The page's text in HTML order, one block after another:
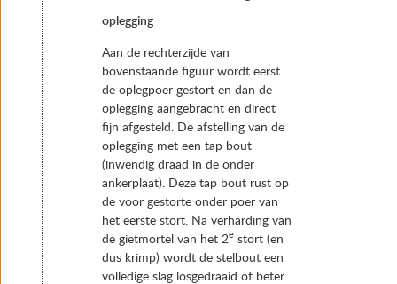
oplegging
Aan de rechterzijde van
bovenstaande figuur wordt eerst
de oplegpoer gestort en dan de
oplegging aangebracht en direct
fijn afgesteld. De afstelling van de
oplegging met een tap bout
(inwendig draad in de onder
ankerplaat). Deze tap bout rust op
de voor gestorte onder poer van
het eerste stort. Na verharding van
de gietmortel van het 2e stort (en
dus krimp) wordt de stelbout een
volledige slag losgedraaid of beter